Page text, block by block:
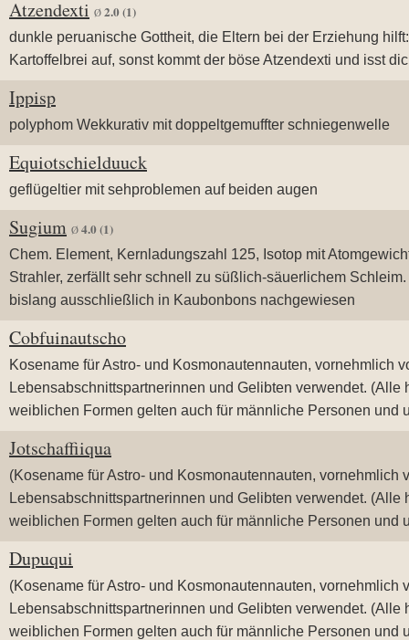
Atzendexti Ø 2.0(1)
dunkle peruanische Gottheit, die Eltern bei der Erziehung
Kartoffelbrei auf, sonst kommt der böse Atzendexti und isst
Ippisp
polyphom Wekkurativ mit doppeltgemuffter schniegenwelle
Equiotschielduuck
geflügeltier mit sehproblemen auf beiden augen
Sugium Ø 4.0(1)
Chem. Element, Kernladungszahl 125, Isotop mit
Strahler, zerfällt sehr schnell zu süßlich-säuerlichem
bislang ausschließlich in Kaubonbons nachgewiesen
Cobfuinautscho
Kosename für Astro- und Kosmonautennauten, vornehmlich
Lebensabschnittspartnerinnen und Gelibten verwendet. (Alle
weiblichen Formen gelten auch für männliche Personen und
Jotschaffiiqua
(Kosename für Astro- und Kosmonautennauten, vornehmlich
Lebensabschnittspartnerinnen und Gelibten verwendet. (Alle
weiblichen Formen gelten auch für männliche Personen und
Dupuqui
(Kosename für Astro- und Kosmonautennauten, vornehmlich
Lebensabschnittspartnerinnen und Gelibten verwendet. (Alle
weiblichen Formen gelten auch für männliche Personen und